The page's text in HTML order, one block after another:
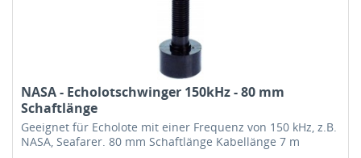
NASA - Echolotschwinger 150kHz - 80 mm
Schaftlänge
Geeignet für Echolote mit einer Frequenz von 150 kHz, z.B.
NASA, Seafarer. 80 mm Schaftlänge Kabellänge 7 m